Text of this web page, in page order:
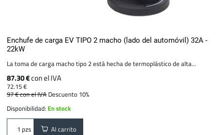
Enchufe de carga EV TIPO 2 macho (lado del automóvil) 32A -
22kW
La toma de carga macho tipo 2 está hecha de termoplástico de alta...
87.30 €con el IVA
72.15 €
97 €con el IVA Descuento 10%
Disponibilidad: En stock
pzs Al carrito